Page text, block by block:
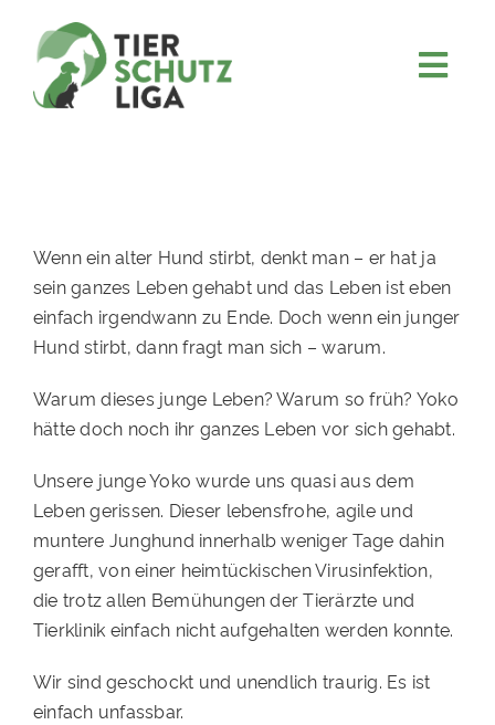
content
MITMACHEN
FÖRDERN & VERERBEN
KOOPERATIONEN
4KIDS
TIERHEIMTIERE
TIERHEIME
PATENSCHAFTEN
HELFER WERDEN
Wenn ein alter Hund stirbt, denkt man – er hat ja
sein ganzes Leben gehabt und das Leben ist eben
einfach irgendwann zu Ende. Doch wenn ein junger
Hund stirbt, dann fragt man sich – warum.
Warum dieses junge Leben? Warum so früh? Yoko
hätte doch noch ihr ganzes Leben vor sich gehabt.
Unsere junge Yoko wurde uns quasi aus dem
Leben gerissen. Dieser lebensfrohe, agile und
muntere Junghund innerhalb weniger Tage dahin
gerafft, von einer heimtückischen Virusinfektion,
die trotz allen Bemühungen der Tierärzte und
Tierklinik einfach nicht aufgehalten werden konnte.
Wir sind geschockt und unendlich traurig. Es ist
einfach unfassbar.